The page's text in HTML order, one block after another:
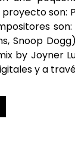
son:
Snoop
by Joyner
y a